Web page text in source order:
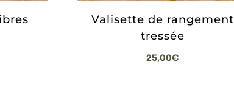
Valisette de rangement
tressée
25,00€